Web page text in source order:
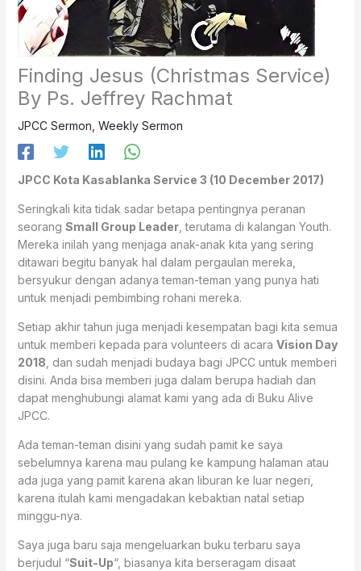
Finding Jesus (Christmas Service)
By Ps. Jeffrey Rachmat
JPCC Sermon Weekly Sermon
JPCC Kota Kasablanka Service 3 (10 December 2017)
Seringkali kita tidak sadar betapa pentingnya peranan
seorang Small Group Leader, terutama di kalangan Youth.
Mereka inilah yang menjaga anak-anak kita yang sering
ditawari begitu banyak hal dalam pergaulan mereka,
bersyukur dengan adanya teman-teman yang punya hati
untuk menjadi pembimbing rohani mereka.
Setiap akhir tahun juga menjadi kesempatan bagi kita semua
untuk memberi kepada para volunteers di acara Vision Day
2018 , dan sudah menjadi budaya bagi JPCC untuk memberi
disini. Anda bisa memberi juga dalam berupa hadiah dan
dapat menghubungi alamat kami yang ada di Buku Alive
JPCC.
Ada teman-teman disini yang sudah pamit ke saya
sebelumnya karena mau pulang ke kampung halaman atau
ada juga yang pamit karena akan liburan ke luar negeri,
karena itulah kami mengadakan kebaktian natal setiap
minggu-nya.
Saya juga baru saja mengeluarkan buku terbaru saya
berjudul “Suit-Up“, biasanya kita berseragam disaat